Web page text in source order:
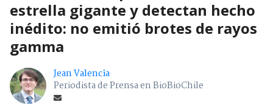
estrella gigante y detectan hecho
inédito: no emitió brotes de rayos
gamma
Jean Valencia
Periodista de Prensa en BioBioChile